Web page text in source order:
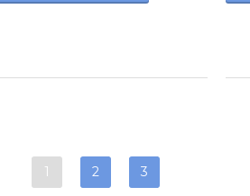
1 2 3